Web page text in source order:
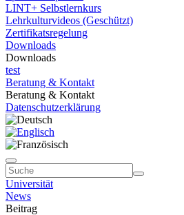
LINT+ Selbstlernkurs
Lehrkulturvideos (Geschützt)
Zertifikatsregelung
Downloads
Downloads
test
Beratung & Kontakt
Beratung & Kontakt
Datenschutzerklärung
Universität
News
Beitrag